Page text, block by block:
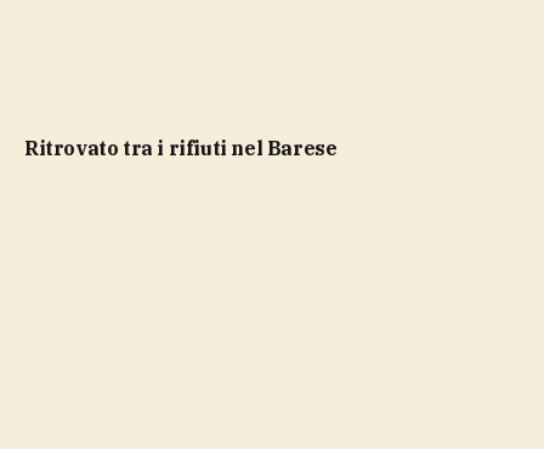
ritrovato tra i rifiuti nel Barese